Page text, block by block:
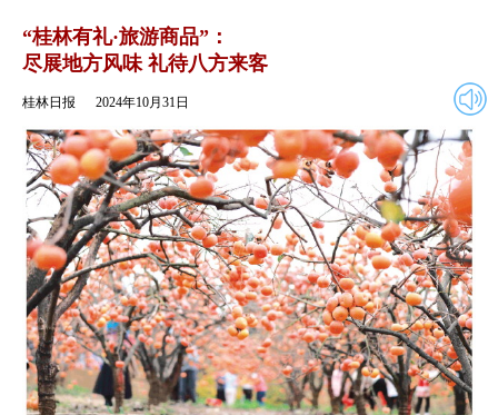
2024年10月31日
“桂林有礼·旅游商品”：
尽展地方风味 礼待八方来客
桂林日报 2024年10月31日